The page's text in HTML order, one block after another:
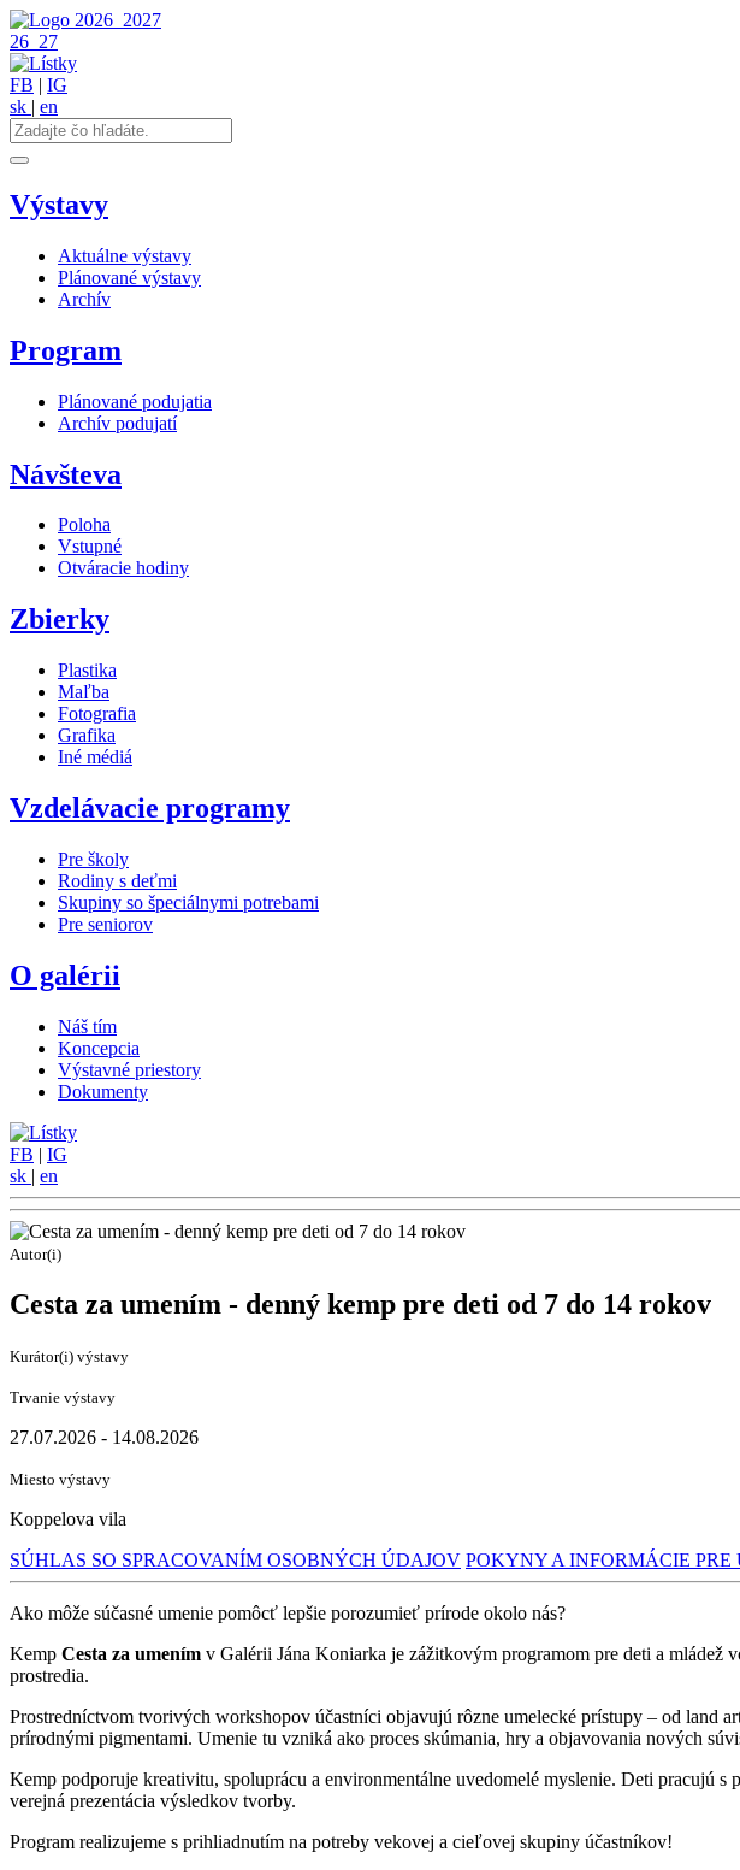
2026 2027
26 27
FB | IG
sk | en
Výstavy
Aktuálne výstavy
Plánované výstavy
Archív
Program
Plánované podujatia
Archív podujatí
Návšteva
Poloha
Vstupné
Otváracie hodiny
Zbierky
Plastika
Maľba
Fotografia
Grafika
Iné médiá
Vzdelávacie programy
Pre školy
Rodiny s deťmi
Skupiny so špeciálnymi potrebami
Pre seniorov
O galérii
Náš tím
Koncepcia
Výstavné priestory
Dokumenty
FB | IG
sk | en
Autor(i)
Cesta za umením - denný kemp pre deti od 7 do 14 rokov
Kurátor(i) výstavy
Trvanie výstavy
27.07.2026 - 14.08.2026
Miesto výstavy
Koppelova vila
SÚHLAS SO SPRACOVANÍM OSOBNÝCH ÚDAJOV POKYNY A INFORMÁCIE
Ako môže súčasné umenie pomôcť lepšie porozumieť prírode okolo nás?
Kemp Cesta za umením v Galérii Jána Koniarka je zážitkovým programom pre deti a mládež
prostredia.
Prostredníctvom tvorivých workshopov účastníci objavujú rôzne umelecké prístupy – od land
prírodnými pigmentami. Umenie tu vzniká ako proces skúmania, hry a objavovania nových
Kemp podporuje kreativitu, spoluprácu a environmentálne uvedomelé myslenie. Deti pracujú
verejná prezentácia výsledkov tvorby.
Program realizujeme s prihliadnutím na potreby vekovej a cieľovej skupiny účastníkov!